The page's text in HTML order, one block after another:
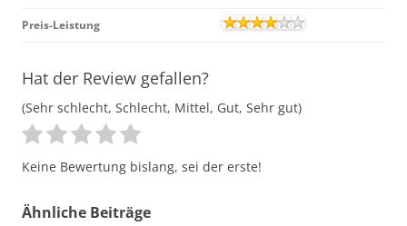
Preis-Leistung
Hat der Review gefallen?
(Sehr schlecht, Schlecht, Mittel, Gut, Sehr gut)
Keine Bewertung bislang, sei der erste!
Ähnliche Beiträge